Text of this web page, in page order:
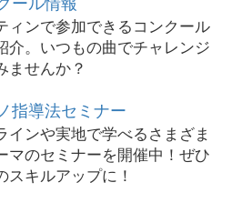
ィンで参加できるコンクール
介。いつもの曲でチャレンジ
ませんか？
指導法セミナー
インや実地で学べるさまざま
マのセミナーを開催中！ぜひ
スキルアップに！